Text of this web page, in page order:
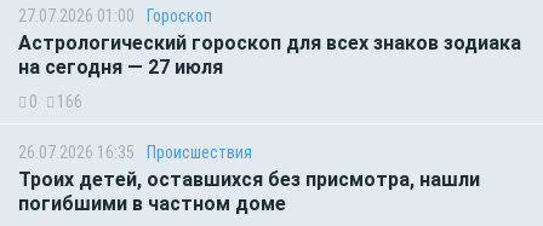
27.07.2026 01:00 Гороскоп
Астрологический гороскоп для всех знаков зодиака
на сегодня — 27 июля
0 166
26.07.2026 16:35 Происшествия
Троих детей, оставшихся без присмотра, нашли
погибшими в частном доме